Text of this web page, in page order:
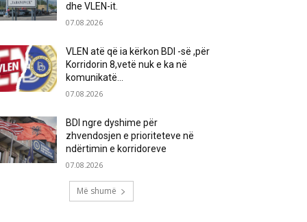
dhe VLEN-it.
07.08.2026
VLEN atë që ia kërkon BDI -së ,për
Korridorin 8,vetë nuk e ka në
komunikatë…
07.08.2026
BDI ngre dyshime për
zhvendosjen e prioriteteve në
ndërtimin e korridoreve
07.08.2026
Më shumë